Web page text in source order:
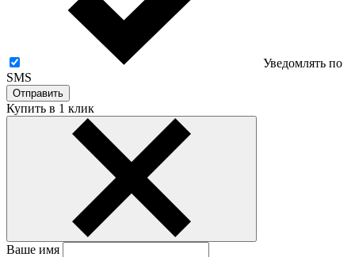
Уведомлять по
SMS
Отправить
Купить в 1 клик
Ваше имя